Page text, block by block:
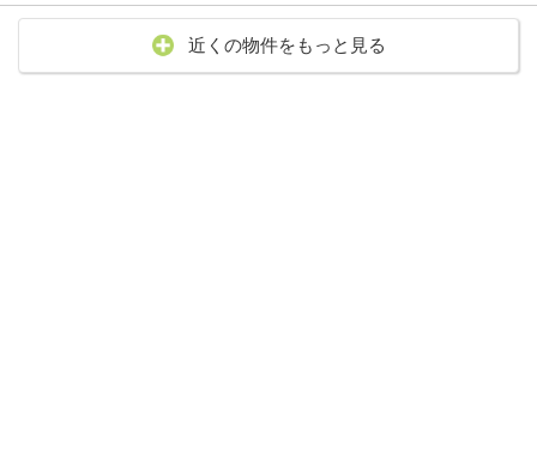
近くの物件をもっと見る